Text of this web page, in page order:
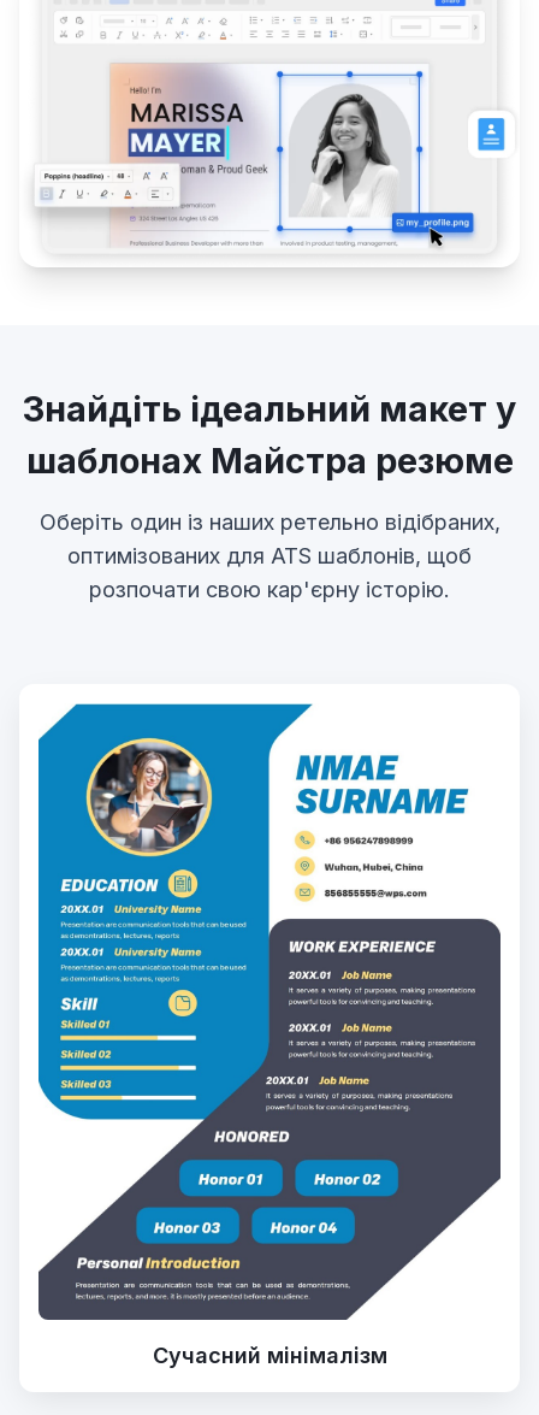
Знайдіть ідеальний макет у
шаблонах Майстра резюме
Оберіть один із наших ретельно відібраних,
оптимізованих для ATS шаблонів, щоб
розпочати свою кар'єрну історію.
Сучасний мінімалізм